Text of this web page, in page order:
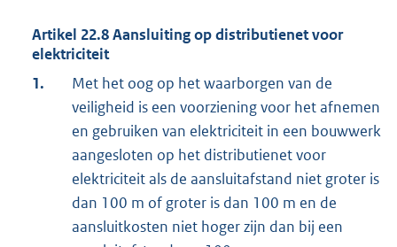
Artikel 22.8Aansluiting op distributienet voor
elektriciteit
1.
Met het oog op het waarborgen van de
veiligheid is een voorziening voor het afnemen
en gebruiken van elektriciteit in een bouwwerk
aangesloten op het distributienet voor
elektriciteit als de aansluitafstand niet groter is
dan 100 m of groter is dan 100 m en de
aansluitkosten niet hoger zijn dan bij een